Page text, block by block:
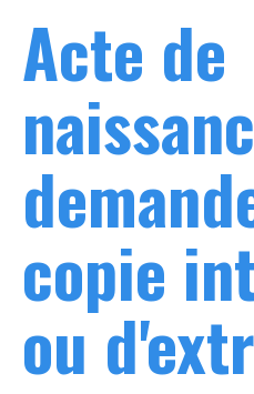
Acte de
copie
ou